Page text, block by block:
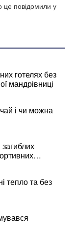
це повідомили у
готелях без
мандрівниці
і чи можна
тепло та без